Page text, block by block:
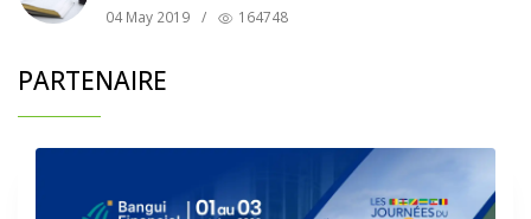
04 May 2019 / 164748
PARTENAIRE